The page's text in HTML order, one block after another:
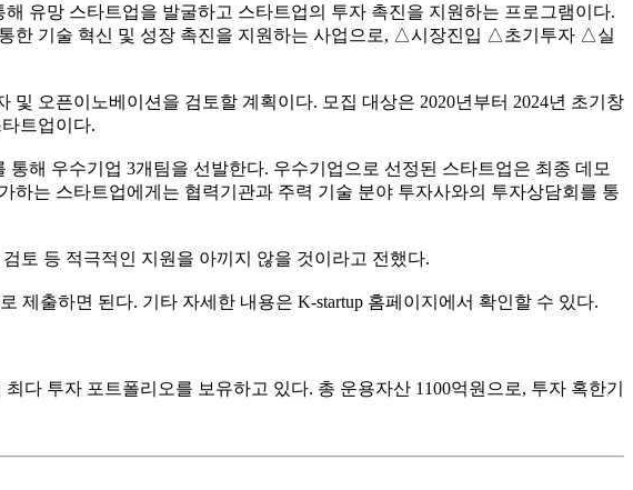
유망 스타트업을 발굴하고 스타트업의 투자 촉진을 지원하는 프로그램이다.
한 기술 혁신 및 성장 촉진을 지원하는 사업으로, △시장진입 △초기투자 △실
오픈이노베이션을 검토할 계획이다. 모집 대상은 2020년부터 2024년 초기창
트업이다.
해 우수기업 3개팀을 선발한다. 우수기업으로 선정된 스타트업은 최종 데모
는 스타트업에게는 협력기관과 주력 기술 분야 투자사와의 투자상담회를 통
토 등 적극적인 지원을 아끼지 않을 것이라고 전했다.
제출하면 된다. 기타 자세한 내용은 K-startup 홈페이지에서 확인할 수 있다.
다 투자 포트폴리오를 보유하고 있다. 총 운용자산 1100억원으로, 투자 혹한기